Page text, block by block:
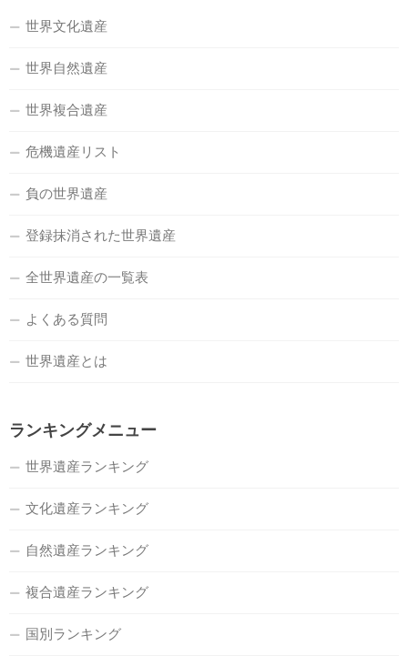
世界文化遺産
世界自然遺産
世界複合遺産
危機遺産リスト
負の世界遺産
登録抹消された世界遺産
全世界遺産の一覧表
よくある質問
世界遺産とは
ランキングメニュー
世界遺産ランキング
文化遺産ランキング
自然遺産ランキング
複合遺産ランキング
国別ランキング